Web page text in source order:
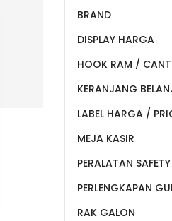
BRAND
DISPLAY HARGA
HOOK RAM /
KERANJANG
LABEL HARGA /
MEJA KASIR
PERALATAN SAFETY
PERLENGKAPAN
RAK GALON